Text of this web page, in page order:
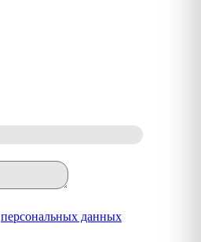
персональных данных